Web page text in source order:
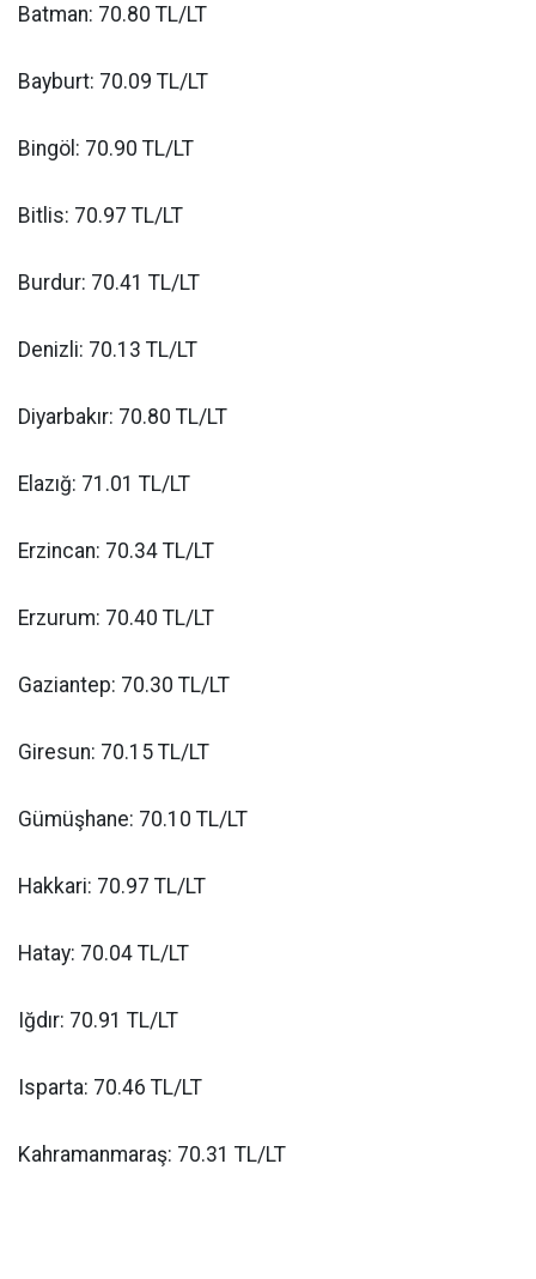
Batman: 70.80 TL/LT
Bayburt: 70.09 TL/LT
Bingöl: 70.90 TL/LT
Bitlis: 70.97 TL/LT
Burdur: 70.41 TL/LT
Denizli: 70.13 TL/LT
Diyarbakır: 70.80 TL/LT
Elazığ: 71.01 TL/LT
Erzincan: 70.34 TL/LT
Erzurum: 70.40 TL/LT
Gaziantep: 70.30 TL/LT
Giresun: 70.15 TL/LT
Gümüşhane: 70.10 TL/LT
Hakkari: 70.97 TL/LT
Hatay: 70.04 TL/LT
Iğdır: 70.91 TL/LT
Isparta: 70.46 TL/LT
Kahramanmaraş: 70.31 TL/LT